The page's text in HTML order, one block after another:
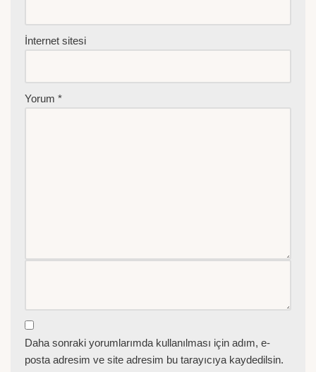
İnternet sitesi
Yorum *
Daha sonraki yorumlarımda kullanılması için adım, e-
posta adresim ve site adresim bu tarayıcıya kaydedilsin.